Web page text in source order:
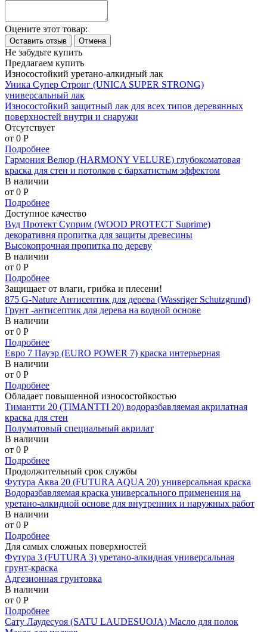
Оцените этот товар:
Не забудьте купить
Предлагаем купить
Износостойкий уретано-алкидный лак
Уника Супер Стронг (UNICA SUPER STRONG)
универсальный лак
Износостойкий защитный лак для всех типов деревянных
поверхностей внутри и снаружи
Отсутствует
от 0 P
Подробнее
Гармония Велюр (HARMONY VELURE) глубокоматовая
краска для стен и потолков с бархатистым эффектом
В наличии
от 0 P
Подробнее
Доступное качество
Вуд Протект Суприм (WOOD PROTECT Suprime)
декоративня пропитка для защиты древесины
Высокопрочная пропитка по дереву
В наличии
от 0 P
Подробнее
Защищает от влаги, грибка и плесени!
875 G-Nature Антисептик для дерева (Wassriger Schutzgrund)
Грунт -антисептик для дерева на водной основе
В наличии
от 0 P
Подробнее
Евро 7 Пауэр (EURO POWER 7) краска интерьерная
В наличии
от 0 P
Подробнее
Обладает повышенной износостойкостью
Тимантти 20 (TIMANTTI 20) водоразбавляемая акрилатная
краска для стен
Полуматовый специальный акрилат
В наличии
от 0 P
Подробнее
Продолжительный срок службы
Футура Аква 20 (FUTURA AQUA 20) универсальная краска
Водоразбавляемая краска универсального применения на
уретано-алкидной основе для внутренних и наружных работ
В наличии
от 0 P
Подробнее
Для самых сложных поверхностей
Футура 3 (FUTURA 3) уретано-алкидная универсальная
грунт-краска
Адгезионная грунтовка
В наличии
от 0 P
Подробнее
Сату Лаудесуоя (SATU LAUDESUOJA) Масло для полок